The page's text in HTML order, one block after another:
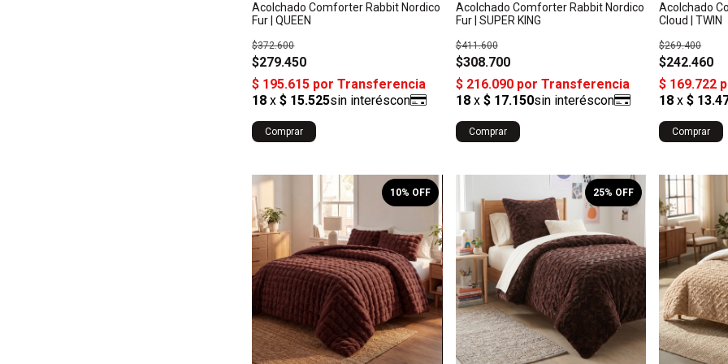
Acolchado Comforter Rabbit Nordico
Fur | QUEEN
$279.450
$372.600
Comprar
Acolchado Comforter Rabbit Nordico
Fur | SUPER KING
$308.700
$411.600
Comprar
Acolchado
Cloud | TWIN
$242.460
$269.400
Comprar
10% OFF 25% OFF